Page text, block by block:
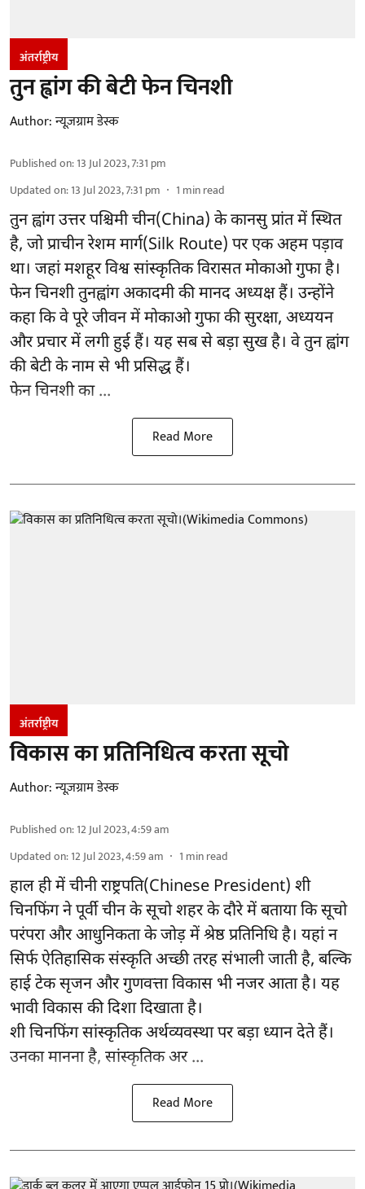
अंतर्राष्ट्रीय
तुन ह्वांग की बेटी फेन चिनशी
Author:न्यूज़ग्राम डेस्क
Published on:13 Jul 2023, 7:31 pm
Updated on:13 Jul 2023, 7:31 pm 1 min read
तुन ह्वांग उत्तर पश्चिमी चीन(China) के कानसु प्रांत में स्थित
है, जो प्राचीन रेशम मार्ग(Silk Route) पर एक अहम पड़ाव
था। जहां मशहूर विश्व सांस्कृतिक विरासत मोकाओ गुफा है।
फेन चिनशी तुनह्वांग अकादमी की मानद अध्यक्ष हैं। उन्होंने
कहा कि वे पूरे जीवन में मोकाओ गुफा की सुरक्षा, अध्ययन
और प्रचार में लगी हुई हैं। यह सब से बड़ा सुख है। वे तुन ह्वांग
की बेटी के नाम से भी प्रसिद्ध हैं।
फेन चिनशी का ...
Read More
अंतर्राष्ट्रीय
विकास का प्रतिनिधित्व करता सूचो
Author:न्यूज़ग्राम डेस्क
Published on:12 Jul 2023, 4:59 am
Updated on:12 Jul 2023, 4:59 am 1 min read
हाल ही में चीनी राष्ट्रपति(Chinese President) शी
चिनफिंग ने पूर्वी चीन के सूचो शहर के दौरे में बताया कि सूचो
परंपरा और आधुनिकता के जोड़ में श्रेष्ठ प्रतिनिधि है। यहां न
सिर्फ ऐतिहासिक संस्कृति अच्छी तरह संभाली जाती है, बल्कि
हाई टेक सृजन और गुणवत्ता विकास भी नजर आता है। यह
भावी विकास की दिशा दिखाता है।
शी चिनफिंग सांस्कृतिक अर्थव्यवस्था पर बड़ा ध्यान देते हैं।
उनका मानना है, सांस्कृतिक अर ...
Read More